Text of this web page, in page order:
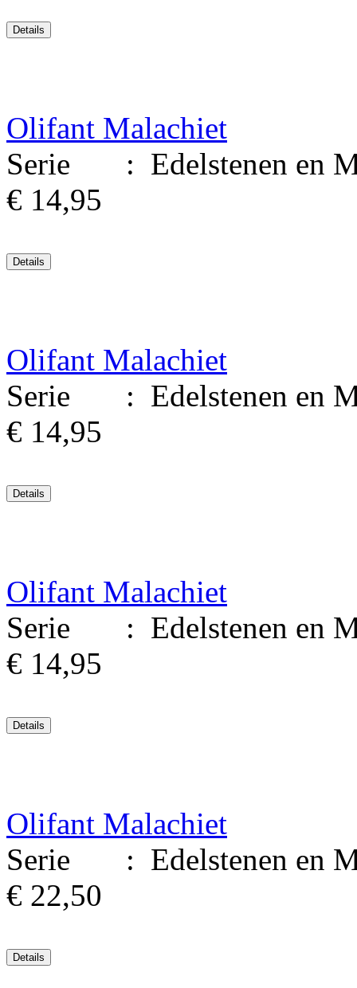
Olifant Malachiet
Serie : Edelstenen en
€ 14,95
Olifant Malachiet
Serie : Edelstenen en
€ 14,95
Olifant Malachiet
Serie : Edelstenen en
€ 14,95
Olifant Malachiet
Serie : Edelstenen en
€ 22,50